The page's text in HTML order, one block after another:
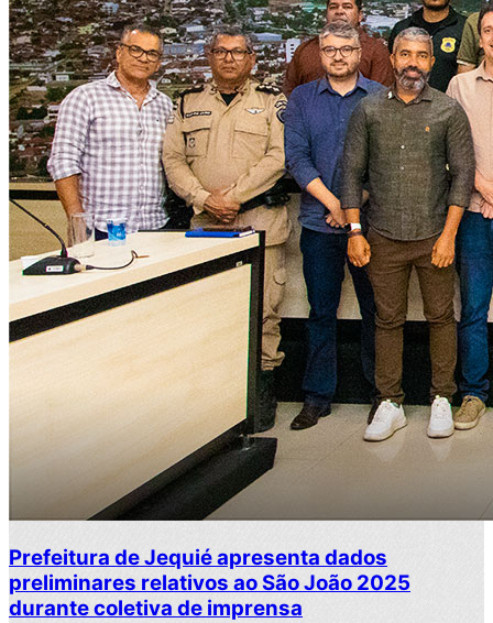
Prefeitura de Jequié apresenta dados
preliminares relativos ao São João 2025
durante coletiva de imprensa